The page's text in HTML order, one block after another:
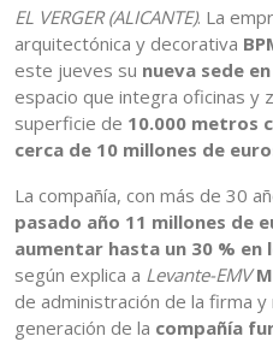
EL VERGER (ALICANTE). La
arquitectónica y decorativa
este jueves su nueva sede
espacio que integra oficinas y
superficie de 10.000 metros
cerca de 10 millones de
La compañía, con más de 30
pasado año 11 millones de
aumentar hasta un 30 %
según explica a Levante-EMV
de administración de la firma
generación de la compañía